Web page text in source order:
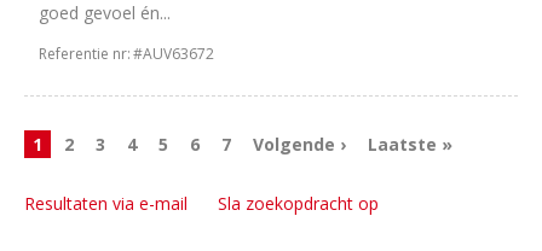
goed gevoel én...
Referentie nr:#AUV63672
1 2 3 4 5 6 7 Volgende › Laatste »
Resultaten via e-mail Sla zoekopdracht op